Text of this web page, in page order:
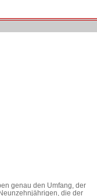
genau den Umfang, der
die der